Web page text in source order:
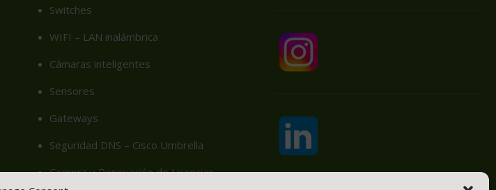
Switches
WIFI – LAN inalámbrica
Cámaras inteligentes
Sensores
Gateways
Seguridad DNS – Cisco Umbrella
Compra y Renovación de Licencias